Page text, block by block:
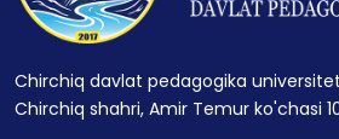
Chirchiq davlat pedagogika
Chirchiq shahri, Amir Temur ko'chasi